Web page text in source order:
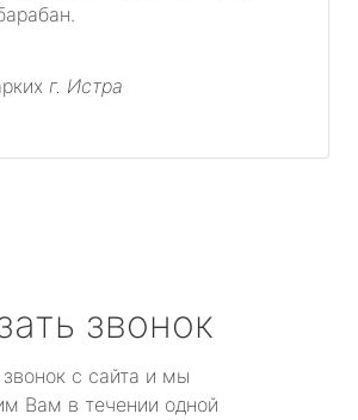
г. Истра
звонок
с сайта и мы
Вам в течении одной